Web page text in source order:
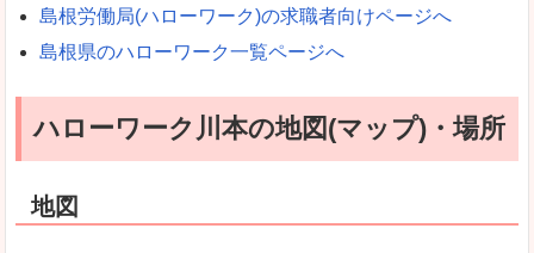
島根労働局(ハローワーク)の求職者向けページへ
島根県のハローワーク一覧ページへ
ハローワーク川本の地図(マップ)・場所
地図